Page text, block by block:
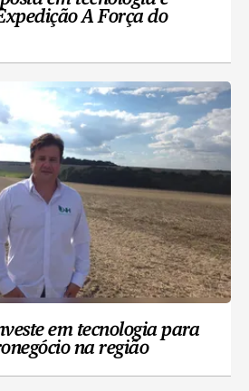
A Força do
em tecnologia para
na região